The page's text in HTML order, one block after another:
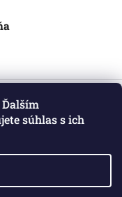
súhlas s ich